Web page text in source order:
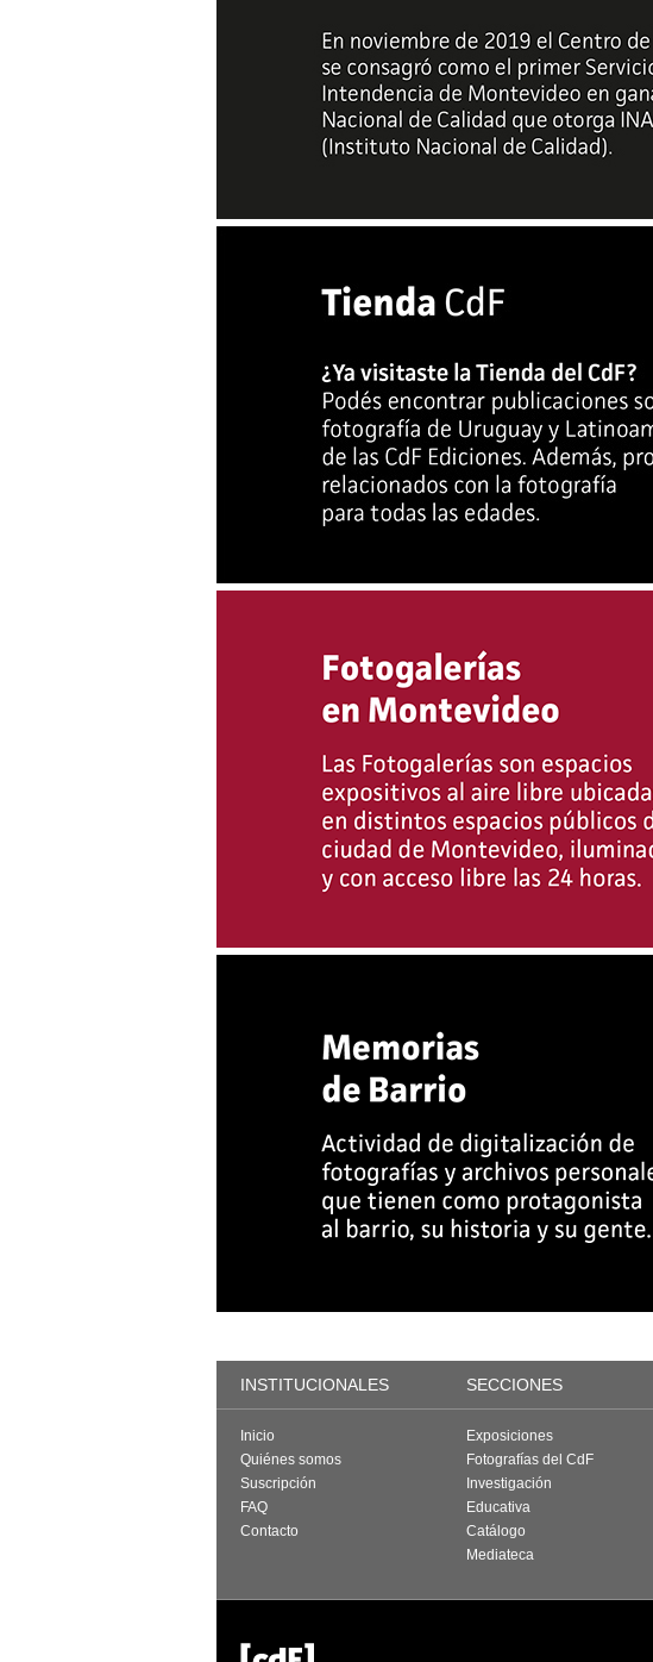
INSTITUCIONALES SECCIONES
Inicio
Quiénes somos
Suscripción
FAQ
Contacto
Exposiciones
Fotografías del CdF
Investigación
Educativa
Catálogo
Mediateca